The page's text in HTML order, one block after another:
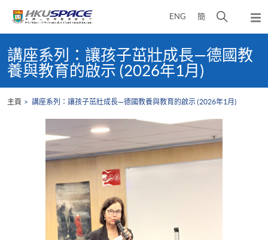
ENG 簡
開
搜
尋
面
彈
出
選
content
start講座系列：讓孩子茁壯成長—德國教
養與教育的啟示 (2026年1月)
主頁 講座系列：讓孩子茁壯成長—德國教養與教育的啟示 (2026年1月)